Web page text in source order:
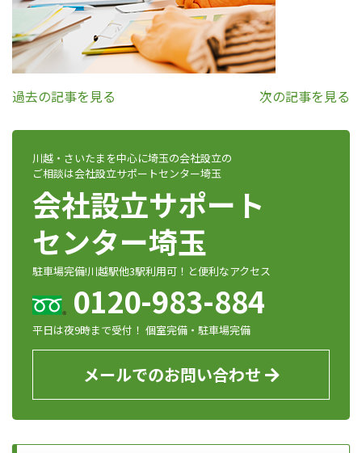
川越・さいたまを中心に埼玉の会社設立の
ご相談は会社設立サポートセンター埼玉
会社設立サポート
センター埼玉
駐車場完備!川越駅他3駅利用可！と便利なアクセス
0120-983-884
平日は夜9時まで受付！ 個室完備・駐車場完備
メールでのお問い合わせ
過去の記事を見る 次の記事を見る